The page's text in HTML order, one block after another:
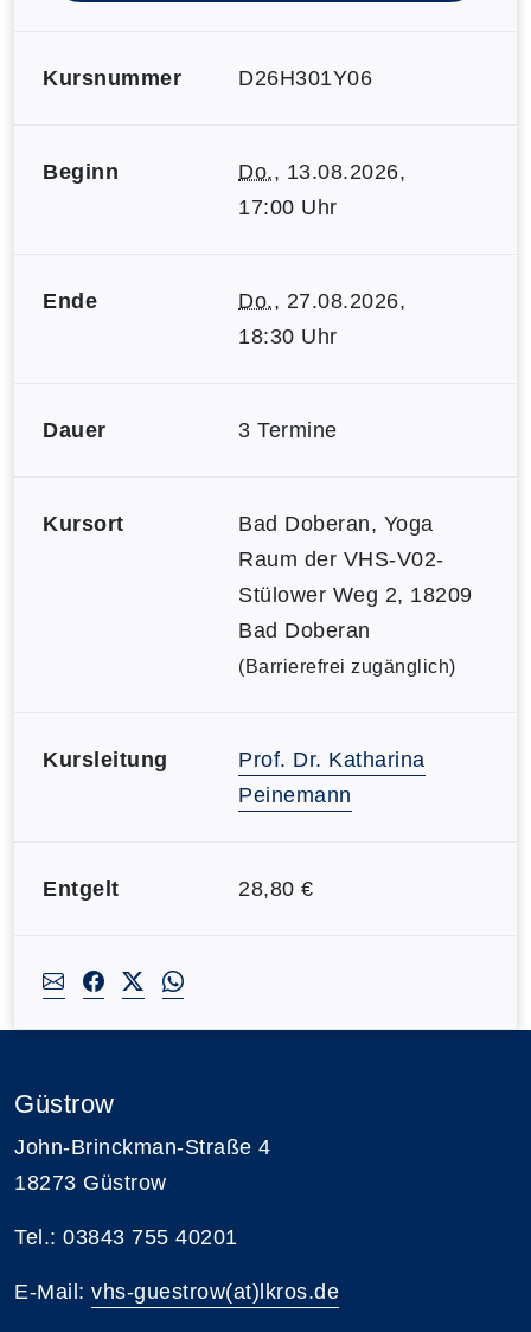
Kursnummer D26H301Y06
Beginn Do., 13.08.2026,
17:00 Uhr
Ende Do., 27.08.2026,
18:30 Uhr
Dauer 3 Termine
Kursort
Bad Doberan, Yoga
Raum der VHS-V02-
Stülower Weg 2, 18209
Bad Doberan
(Barrierefrei zugänglich)
Kursleitung
Prof. Dr. Katharina
Peinemann
Entgelt 28,80 €
Güstrow
John-Brinckman-Straße 4
18273 Güstrow
Tel.: 03843 755 40201
E-Mail: vhs-guestrow(at)lkros.de